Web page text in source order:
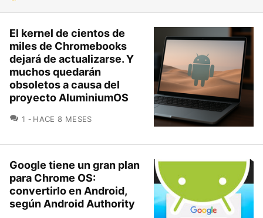
El kernel de cientos de
miles de Chromebooks
dejará de actualizarse. Y
muchos quedarán
obsoletos a causa del
proyecto AluminiumOS
1 COMENTARIOS
HACE 8 MESES
Google tiene un gran plan
para Chrome OS:
convertirlo en Android,
según Android Authority